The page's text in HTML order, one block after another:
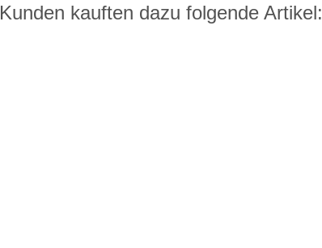
Kunden kauften dazu folgende Artikel: